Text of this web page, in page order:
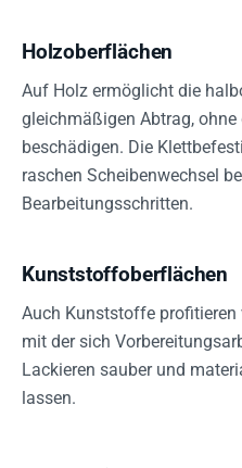
Holzoberflächen
Auf Holz ermöglicht die
gleichmäßigen Abtrag,
beschädigen. Die
raschen Scheibenwechsel
Bearbeitungsschritten.
Kunststoffoberflächen
Auch Kunststoffe profitieren
mit der sich
Lackieren sauber und
lassen.